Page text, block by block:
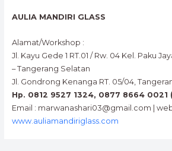
AULIA MANDIRI GLASS
Alamat/Workshop :
Jl. Kayu Gede 1 RT.01 / Rw. 04 Kel. Paku
– Tangerang Selatan
Jl. Gondrong Kenanga RT. 05/04,
Hp. 0812 9527 1324, 0877 8664 0021
Email : marwanashari03@gmail.com |
www.auliamandiriglass.com